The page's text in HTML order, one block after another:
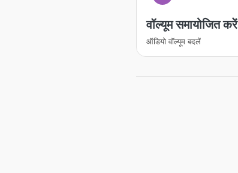
वॉल्यूम समायोजित करें
ऑडियो वॉल्यूम बदलें